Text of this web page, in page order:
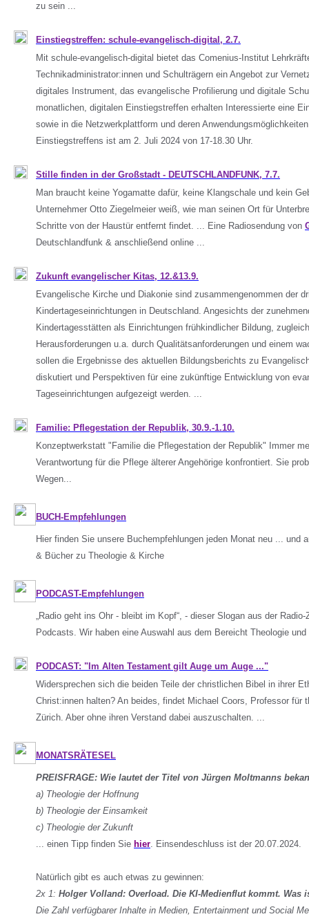
zu sein ...
Einstiegstreffen: schule-evangelisch-digital, 2.7.
Mit schule-evangelisch-digital bietet das Comenius-Institut
Technikadministrator:innen und Schulträgern ein Angebot zur
digitales Instrument, das evangelische Profilierung und digitale
monatlichen, digitalen Einstiegstreffen erhalten Interessierte eine
sowie in die Netzwerkplattform und deren
Einstiegstreffens ist am 2. Juli 2024 von 17-18.30 Uhr.
Stille finden in der Großstadt - DEUTSCHLANDFUNK, 7.7.
Man braucht keine Yogamatte dafür, keine Klangschale und kein
Unternehmer Otto Ziegelmeier weiß, wie man seinen Ort für
Schritte von der Haustür entfernt findet. ... Eine Radiosendung von
Deutschlandfunk & anschließend online ...
Zukunft evangelischer Kitas, 12.&13.9.
Evangelische Kirche und Diakonie sind zusammengenommen der
Kindertageseinrichtungen in Deutschland. Angesichts der
Kindertagesstätten als Einrichtungen frühkindlicher Bildung,
Herausforderungen u.a. durch Qualitätsanforderungen und einem
sollen die Ergebnisse des aktuellen Bildungsberichts zu
diskutiert und Perspektiven für eine zukünftige Entwicklung von
Tageseinrichtungen aufgezeigt werden. ...
Familie: Pflegestation der Republik, 30.9.-1.10.
Konzeptwerkstatt "Familie die Pflegestation der Republik" Immer
Verantwortung für die Pflege älterer Angehörige konfrontiert. Sie
Wegen...
BUCH-Empfehlungen
Hier finden Sie unsere Buchempfehlungen jeden Monat neu ... und
& Bücher zu Theologie & Kirche
PODCAST-Empfehlungen
„Radio geht ins Ohr - bleibt im Kopf“, - dieser Slogan aus der
Podcasts. Wir haben eine Auswahl aus dem Bereicht Theologie
PODCAST: "Im Alten Testament gilt Auge um Auge ..."
Widersprechen sich die beiden Teile der christlichen Bibel in ihrer
Christ:innen halten? An beides, findet Michael Coors, Professor für
Zürich. Aber ohne ihren Verstand dabei auszuschalten. ...
MONATSRÄTESEL
PREISFRAGE: Wie lautet der Titel von Jürgen Moltmanns
a) Theologie der Hoffnung
b) Theologie der Einsamkeit
c) Theologie der Zukunft
... einen Tipp finden Sie hier. Einsendeschluss ist der 20.07.2024.
Natürlich gibt es auch etwas zu gewinnen:
2x 1: Holger Volland: Overload. Die KI-Medienflut kommt. Was
Die Zahl verfügbarer Inhalte in Medien, Entertainment und Social